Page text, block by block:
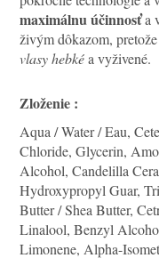
maximálnu účinnosťa
živým dôkazom, pretože
vlasy hebkéa vyživené.
Zloženie :
Aqua / Water / Eau,
Chloride, Glycerin,
Alcohol, Candelilla
Hydroxypropyl Guar,
Butter / Shea Butter,
Linalool, Benzyl
Limonene, Alpha-